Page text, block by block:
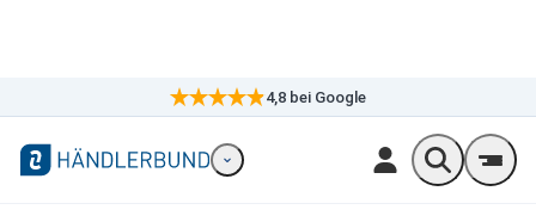
×
4,8 bei Google
Markennavigation öffnenWonach